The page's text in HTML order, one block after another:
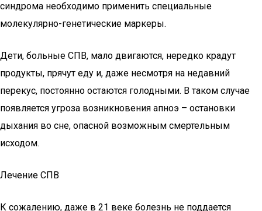
синдрома необходимо применить специальные
молекулярно-генетические маркеры.
Дети, больные СПВ, мало двигаются, нередко крадут
продукты, прячут еду и, даже несмотря на недавний
перекус, постоянно остаются голодными. В таком случае
появляется угроза возникновения апноэ – остановки
дыхания во сне, опасной возможным смертельным
исходом.
Лечение СПВ
К сожалению, даже в 21 веке болезнь не поддается